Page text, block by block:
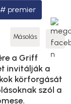
premier
Másolás
a Griff
invitálják a
körforgását
szól a